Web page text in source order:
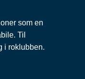
som en
Til
i roklubben.